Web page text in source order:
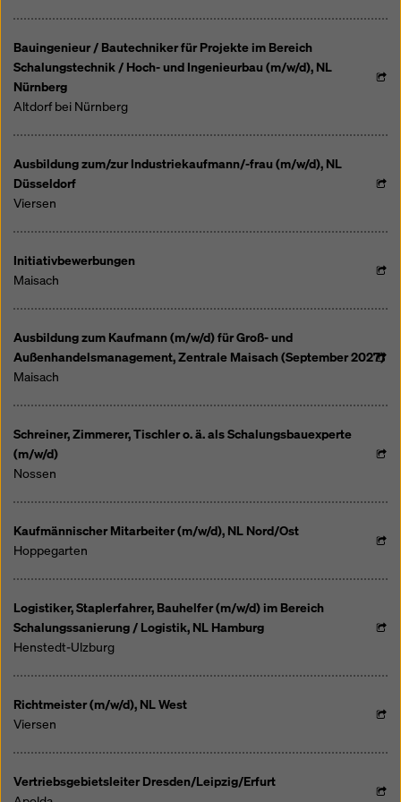
Bauingenieur / Bautechniker für Projekte im Bereich
Schalungstechnik / Hoch- und Ingenieurbau (m/w/d), NL
Nürnberg
Altdorf bei Nürnberg
Ausbildung zum/zur Industriekaufmann/-frau (m/w/d), NL
Düsseldorf
Viersen
Initiativbewerbungen
Maisach
Ausbildung zum Kaufmann (m/w/d) für Groß- und
Außenhandelsmanagement, Zentrale Maisach (September 2027)
Maisach
Schreiner, Zimmerer, Tischler o. ä. als Schalungsbauexperte
(m/w/d)
Nossen
Kaufmännischer Mitarbeiter (m/w/d), NL Nord/Ost
Hoppegarten
Logistiker, Staplerfahrer, Bauhelfer (m/w/d) im Bereich
Schalungssanierung / Logistik, NL Hamburg
Henstedt-Ulzburg
Richtmeister (m/w/d), NL West
Viersen
Vertriebsgebietsleiter Dresden/Leipzig/Erfurt
keine wirksamen Rechtsbehelfe zur Verfügung
stehen. Sie können alle einwilligungspflichtigen
Cookies ablehnen, indem Sie auf "Ablehnen" klicken
oder Ihre
auf Cookie Einstellungen am Ende dieser Website
grundlos mit Wirkung für die Zukunft widerrufen,
indem Sie zB auf
dieser Website klicken.
Weitere Informationen zu unseren Cookies finden Sie
in unserer Datenschutzerklärung
auch die Möglichkeit, Ihre Cookies auszuwählen